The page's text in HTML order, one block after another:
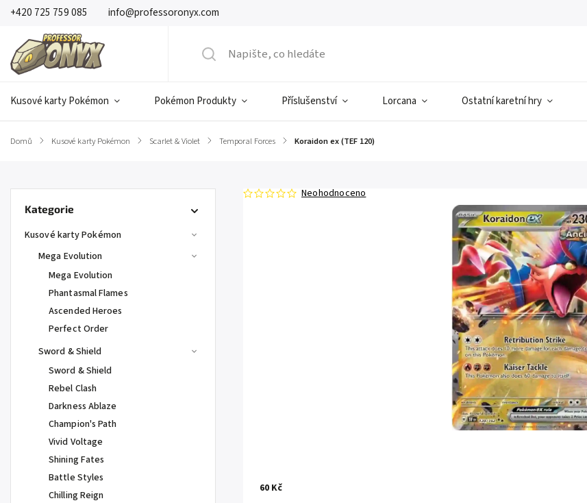
+420 725 759 085 info@professoronyx.com
Kusové karty Pokémon Pokémon Produkty Příslušenství Lorcana Ostatní karetní hry
Domů / Kusové karty Pokémon / Scarlet & Violet / Temporal Forces / Koraidon ex (TEF 120)
Kategorie
Kusové karty Pokémon
Mega Evolution
Mega Evolution
Phantasmal Flames
Ascended Heroes
Perfect Order
Sword & Shield
Sword & Shield
Rebel Clash
Darkness Ablaze
Champion's Path
Vivid Voltage
Shining Fates
Battle Styles
Chilling Reign
Neohodnoceno
60 Kč